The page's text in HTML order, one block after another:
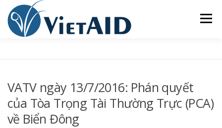
content
Menu
TRUNG TÂM CỘNG ĐỒNG SINH HOẠT
VATV ngày 13/7/2016: Phán quyết
của Tòa Trọng Tài Thường Trực (PCA)
về Biển Đông